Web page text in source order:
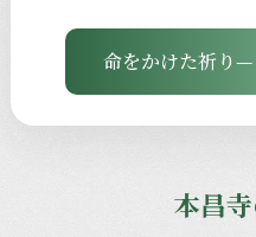
命をかけた祈り
本昌